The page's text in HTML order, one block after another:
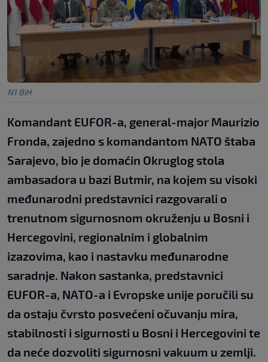
N1 BiH
Komandant EUFOR-a, general-major Maurizio
Fronda, zajedno s komandantom NATO štaba
Sarajevo, bio je domaćin Okruglog stola
ambasadora u bazi Butmir, na kojem su visoki
međunarodni predstavnici razgovarali o
trenutnom sigurnosnom okruženju u Bosni i
Hercegovini, regionalnim i globalnim
izazovima, kao i nastavku međunarodne
saradnje. Nakon sastanka, predstavnici
EUFOR-a, NATO-a i Evropske unije poručili su
da ostaju čvrsto posvećeni očuvanju mira,
stabilnosti i sigurnosti u Bosni i Hercegovini te
da neće dozvoliti sigurnosni vakuum u zemlji.